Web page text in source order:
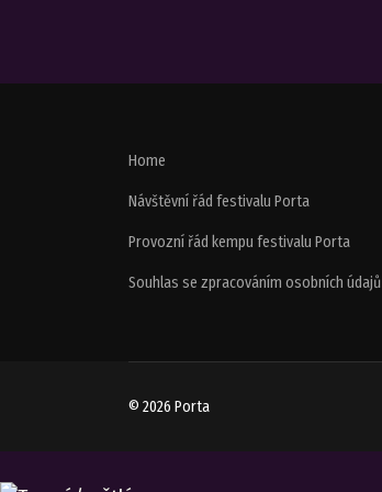
Home
Návštěvní řád festivalu Porta
Provozní řád kempu festivalu Porta
Souhlas se zpracováním osobních údajů
© 2026 Porta